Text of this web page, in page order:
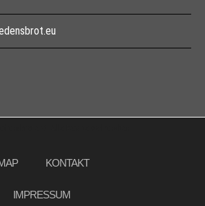
KONTAKT
IMPRESSUM